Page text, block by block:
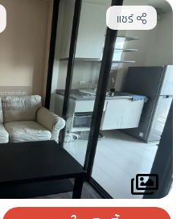
แชร์